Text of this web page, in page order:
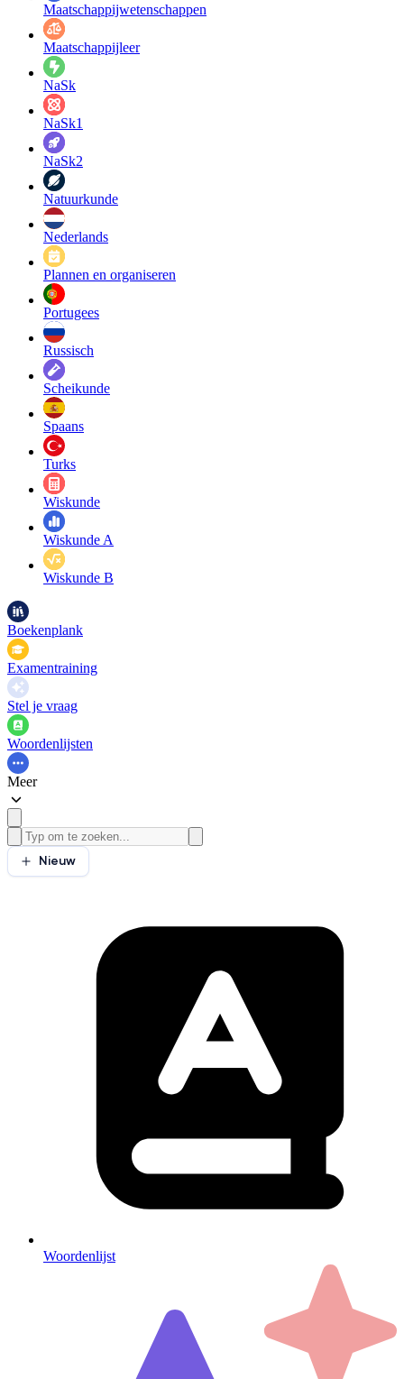
Maatschappij­wetenschappen
Maatschappijleer
NaSk
NaSk1
NaSk2
Natuurkunde
Nederlands
Plannen en organiseren
Portugees
Russisch
Scheikunde
Spaans
Turks
Wiskunde
Wiskunde A
Wiskunde B
Boekenplank
Examentraining
Stel je vraag
Woordenlijsten
Meer
Nieuw
Woordenlijst